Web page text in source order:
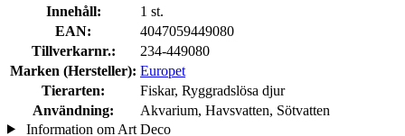
Innehåll:
1 st.
EAN:
4047059449080
Tillverkarnr.:
234-449080
Marken (Hersteller): Europet
Tierarten:
Fiskar, Ryggradslösa djur
Användning:
Akvarium, Havsvatten, Sötvatten
Information om Art Deco